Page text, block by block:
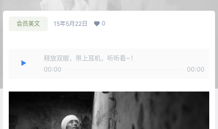
会员美文 15年5月22日 0
释放双眼，带上耳机，听听看~！
00:00
00:00